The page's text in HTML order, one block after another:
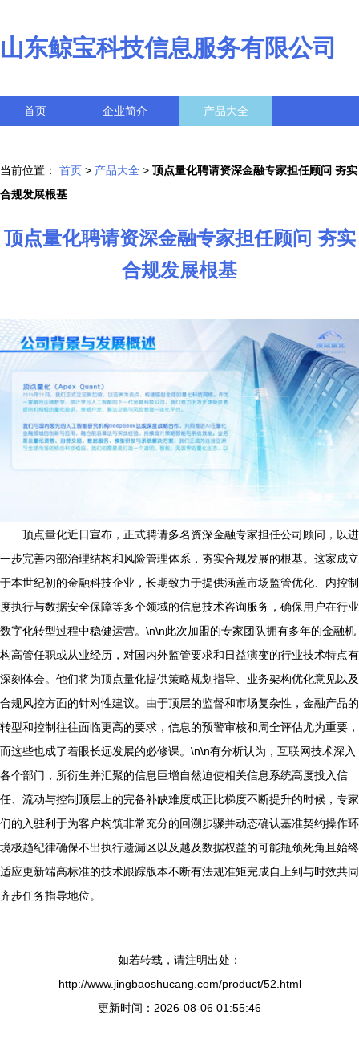
山东鲸宝科技信息服务有限公司
首页 企业简介 产品大全
当前位置： 首页 > 产品大全 > 顶点量化聘请资深金融专家担任顾问 夯实
合规发展根基
顶点量化聘请资深金融专家担任顾问 夯实
合规发展根基
顶点量化近日宣布，正式聘请多名资深金融专家担任公司顾问，以进
一步完善内部治理结构和风险管理体系，夯实合规发展的根基。这家成立
于本世纪初的金融科技企业，长期致力于提供涵盖市场监管优化、内控制
度执行与数据安全保障等多个领域的信息技术咨询服务，确保用户在行业
数字化转型过程中稳健运营。\n\n此次加盟的专家团队拥有多年的金融机
构高管任职或从业经历，对国内外监管要求和日益演变的行业技术特点有
深刻体会。他们将为顶点量化提供策略规划指导、业务架构优化意见以及
合规风控方面的针对性建议。由于顶层的监督和市场复杂性，金融产品的
转型和控制往往面临更高的要求，信息的预警审核和周全评估尤为重要，
而这些也成了着眼长远发展的必修课。\n\n有分析认为，互联网技术深入
各个部门，所衍生并汇聚的信息巨增自然迫使相关信息系统高度投入信
任、流动与控制顶层上的完备补缺难度成正比梯度不断提升的时候，专家
们的入驻利于为客户构筑非常充分的回溯步骤并动态确认基准契约操作环
境极趋纪律确保不出执行遗漏区以及越及数据权益的可能瓶颈死角且始终
适应更新端高标准的技术跟踪版本不断有法规准矩完成自上到与时效共同
齐步任务指导地位。
如若转载，请注明出处：
http://www.jingbaoshucang.com/product/52.html
更新时间：2026-08-06 01:55:46